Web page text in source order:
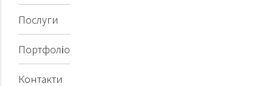
Послуги
Портфоліо
Контакти